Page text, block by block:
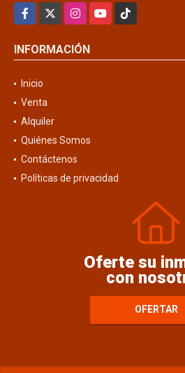
Facebook
InstagramYouTubeTikTok
INFORMACIÓN
Inicio
Venta
Alquiler
Quiénes Somos
Contáctenos
Políticas de privacidad
Oferte su
con
OFERTAR